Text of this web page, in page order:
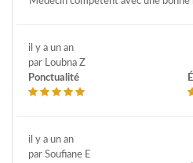
il y a un an
par Loubna Z
Ponctualité
il y a un an
par Soufiane E